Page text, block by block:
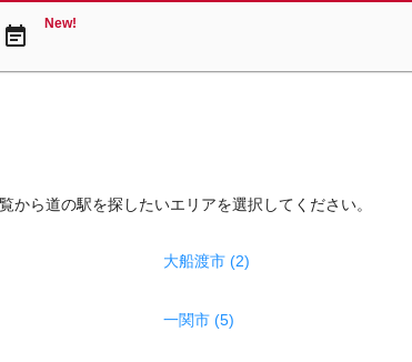
event_note New!
ら道の駅を探したいエリアを選択してください。
大船渡市 (2)
一関市 (5)